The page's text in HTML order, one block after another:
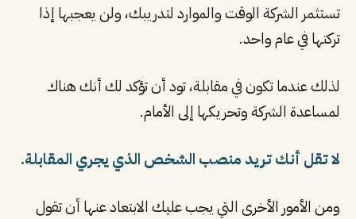
تستثمر الشركة الوقت والموارد لتدريبك، ولن يعجبها إذا
تركتها في عام واحد.
لذلك عندما تكون في مقابلة، تود أن تؤكد لك أنك هناك
لمساعدة الشركة وتحريكها إلى الأمام.
لا تقل أنك تريد منصب الشخص الذي يجري المقابلة.
ومن الأمور الأخرى التي يجب عليك الابتعاد عنها أن تقول